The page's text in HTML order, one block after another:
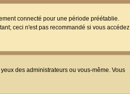
connecté pour une période préétablie.
ceci n'est pas recommandé si vous accédez
des administrateurs ou vous-même. Vous